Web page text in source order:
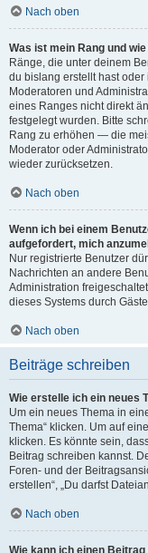
Nach oben
Was ist mein Rang und
Ränge, die unter deinem
du bislang erstellt hast
Moderatoren und
eines Ranges nicht direkt
festgelegt wurden. Bitte
Rang zu erhöhen — die
Moderator oder
wieder zurücksetzen.
Nach oben
Wenn ich bei einem
aufgefordert, mich
Nur registrierte Benutzer
Nachrichten an andere
Administration
dieses Systems durch
Nach oben
Beiträge schreiben
Wie erstelle ich ein neues
Um ein neues Thema in
Thema“ klicken. Um auf
klicken. Es könnte sein,
Beitrag schreiben kannst.
Foren- und der
erstellen“, „Du darfst
Nach oben
Wie kann ich einen